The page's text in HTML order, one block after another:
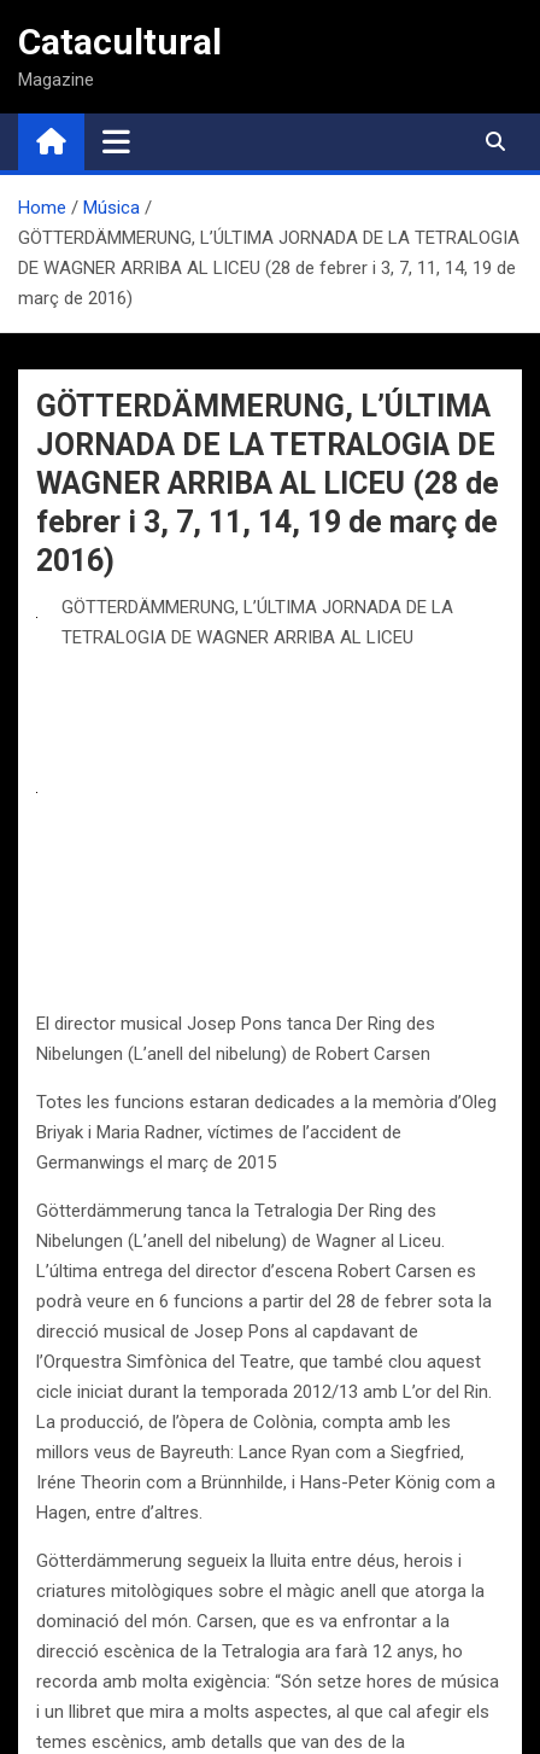
contenido
Catacultural
Magazine
Home
Música
GÖTTERDÄMMERUNG, L’ÚLTIMA JORNADA DE LA TETRALOGIA
DE WAGNER ARRIBA AL LICEU (28 de febrer i 3, 7, 11, 14, 19 de
març de 2016)
GÖTTERDÄMMERUNG, L’ÚLTIMA
JORNADA DE LA TETRALOGIA DE
WAGNER ARRIBA AL LICEU (28 de
febrer i 3, 7, 11, 14, 19 de març de
2016)
GÖTTERDÄMMERUNG, L’ÚLTIMA JORNADA DE LA
TETRALOGIA DE WAGNER ARRIBA AL LICEU
El director musical Josep Pons tanca Der Ring des
Nibelungen (L’anell del nibelung) de Robert Carsen
Totes les funcions estaran dedicades a la memòria d’Oleg
Briyak i Maria Radner, víctimes de l’accident de
Germanwings el març de 2015
Götterdämmerung tanca la Tetralogia Der Ring des
Nibelungen (L’anell del nibelung) de Wagner al Liceu.
L’última entrega del director d’escena Robert Carsen es
podrà veure en 6 funcions a partir del 28 de febrer sota la
direcció musical de Josep Pons al capdavant de
l’Orquestra Simfònica del Teatre, que també clou aquest
cicle iniciat durant la temporada 2012/13 amb L’or del Rin.
La producció, de l’òpera de Colònia, compta amb les
millors veus de Bayreuth: Lance Ryan com a Siegfried,
Iréne Theorin com a Brünnhilde, i Hans-Peter König com a
Hagen, entre d’altres.
Götterdämmerung segueix la lluita entre déus, herois i
criatures mitològiques sobre el màgic anell que atorga la
dominació del món. Carsen, que es va enfrontar a la
direcció escènica de la Tetralogia ara farà 12 anys, ho
recorda amb molta exigència: “Són setze hores de música
i un llibret que mira a molts aspectes, al que cal afegir els
temes escènics, amb detalls que van des de la